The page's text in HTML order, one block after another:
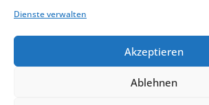
Dienste verwalten
Akzeptieren
Ablehnen
Kontakt
Impressum